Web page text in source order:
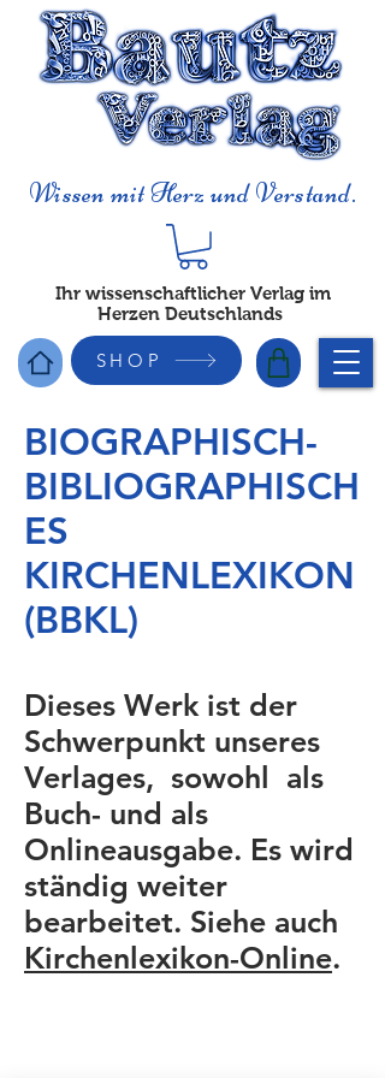
Wissen mit Herz und Verstand.
Ihr wissenschaftlicher Verlag im
Herzen Deutschlands
SHOP
BIOGRAPHISCH-
BIBLIOGRAPHISCH
ES
KIRCHENLEXIKON
(BBKL)
Dieses Werk ist der
Schwerpunkt unseres
Verlages, sowohl als
Buch- und als
Onlineausgabe. Es wird
ständig weiter
bearbeitet. Siehe auch
Kirchenlexikon-Online.